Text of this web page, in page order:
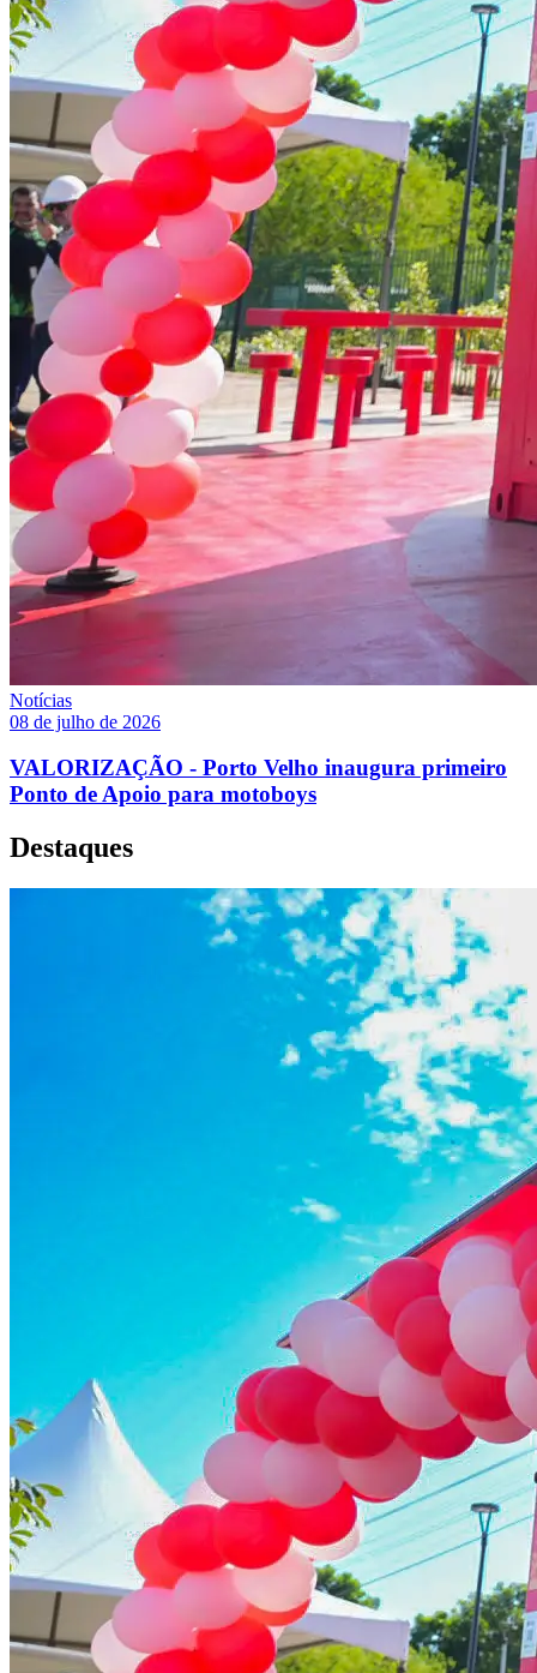
Notícias
08 de julho de 2026
VALORIZAÇÃO - Porto Velho inaugura primeiro
Ponto de Apoio para motoboys
Destaques